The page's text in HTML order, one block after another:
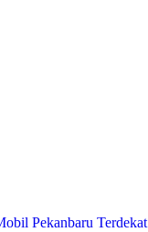
Pekanbaru Terdekat